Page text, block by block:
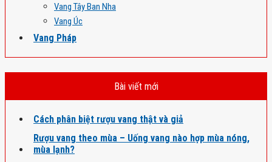
Vang Tây Ban Nha
Vang Úc
Vang Pháp
Bài viết mới
Cách phân biệt rượu vang thật và giả
Rượu vang theo mùa – Uống vang nào hợp mùa nóng,
mùa lạnh?